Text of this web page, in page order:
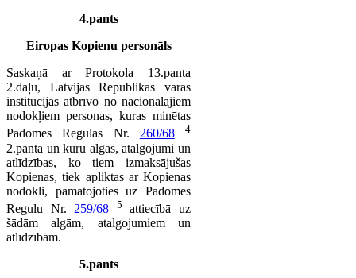
4.pants
Eiropas Kopienu personāls
Saskaņā ar Protokola 13.panta
2.daļu, Latvijas Republikas varas
institūcijas atbrīvo no nacionālajiem
nodokļiem personas, kuras minētas
Padomes Regulas Nr. 260/68 4
2.pantā un kuru algas, atalgojumi un
atlīdzības, ko tiem izmaksājušas
Kopienas, tiek apliktas ar Kopienas
nodokli, pamatojoties uz Padomes
Regulu Nr. 259/68 5
attiecībā uz
šādām algām, atalgojumiem un
atlīdzībām.
5.pants